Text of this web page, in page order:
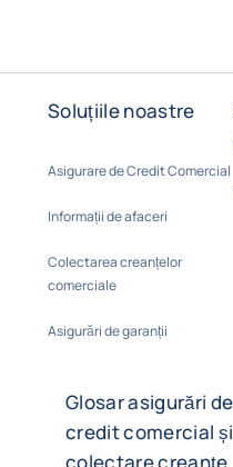
Soluțiile noastre
Asigurare de Credit Comercial
Informații de afaceri
Colectarea creanțelor
comerciale
Asigurări de garanții
Glosar asigurări de
credit comercial și
colectare creanțe